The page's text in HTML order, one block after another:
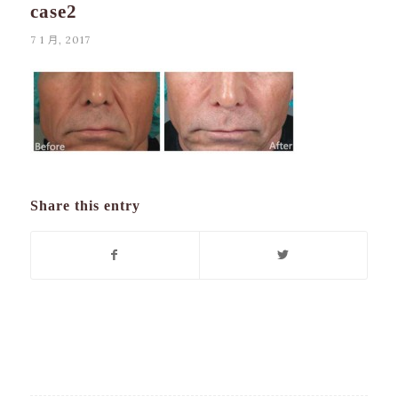
case2
7 1 月, 2017
Share this entry